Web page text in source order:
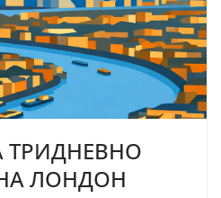
ТРИДНЕВНО
ЛОНДОН